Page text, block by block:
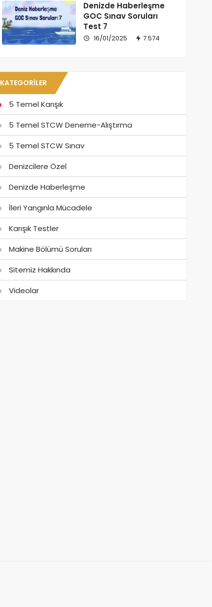
Denizde Haberleşme
GOC Sınav Soruları
Test 7
16/01/2025 7.574
KATEGORILER
5 Temel Karışık
5 Temel STCW Deneme-Alıştırma
5 Temel STCW Sınav
Denizcilere Özel
Denizde Haberleşme
İleri Yangınla Mücadele
Karışık Testler
Makine Bölümü Soruları
Sitemiz Hakkında
Videolar